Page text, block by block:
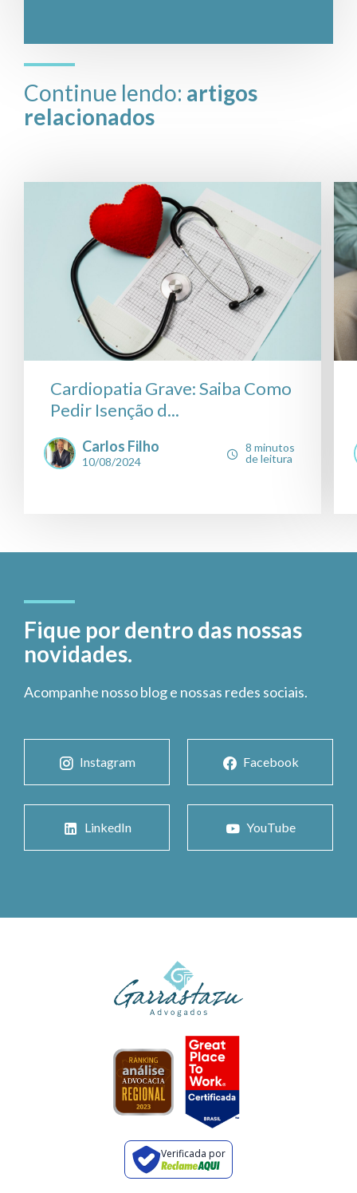
Continue lendo: artigos
relacionados
Cardiopatia Grave: Saiba Como
Pedir Isenção d...
Carlos Filho
10/08/2024
8 minutos
de leitura
Fique por dentro das nossas
novidades.
Acompanhe nosso blog e nossas redes sociais.
Instagram Facebook
LinkedIn YouTube
Verificada por